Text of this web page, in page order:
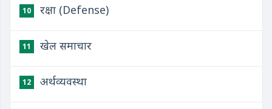
10 रक्षा (Defense)
11 खेल समाचार
12 अर्थव्यवस्था